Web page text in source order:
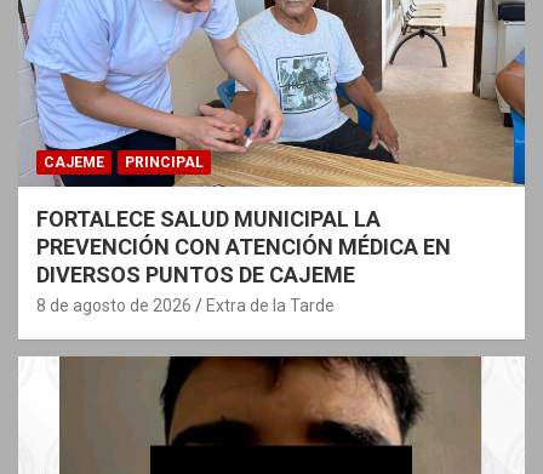
CAJEME PRINCIPAL
FORTALECE SALUD MUNICIPAL LA
PREVENCIÓN CON ATENCIÓN MÉDICA EN
DIVERSOS PUNTOS DE CAJEME
8 de agosto de 2026 Extra de la Tarde